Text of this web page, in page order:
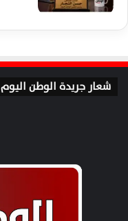
شعار جريدة الوطن اليوم